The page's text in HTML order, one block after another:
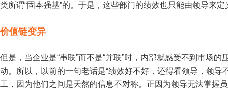
类所谓“固本强基”的。于是，这些部门的绩效也只能由领导来定
价值链变异
但是，当企业是“串联”而不是“并联”时，内部就感受不到市场
动。所以，以前的一句老话是“绩效好不好，还得看领导，领导
工，因为他们之间是天然的信息不对称。正因为领导无法掌握